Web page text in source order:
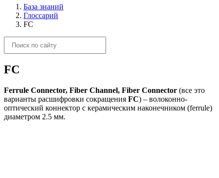
База знаний
Глоссарий
FC
FC
Ferrule Connector, Fiber Channel, Fiber Connector (все это
варианты расшифровки сокращения FC) – волоконно-
оптический коннектор с керамическим наконечником (ferrule)
диаметром 2.5 мм.